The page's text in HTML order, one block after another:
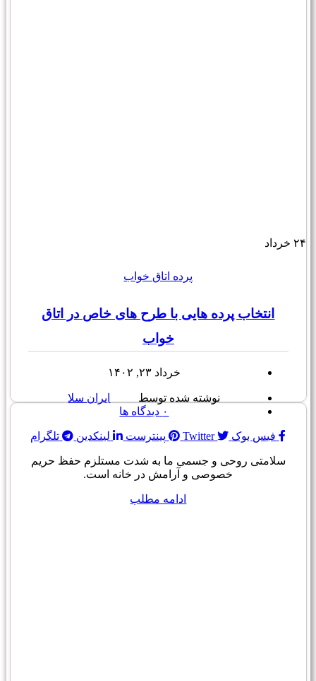
۲۴ خرداد
پرده اتاق خواب
انتخاب پرده هایی با طرح های خاص در اتاق
خواب
خرداد ۲۳, ۱۴۰۲
نوشته شده توسط
ایران سلا
۰ دیدگاه ها
فیس بوک Twitter پینترست لینکدین تلگرام
سلامتی روحی و جسمی ما به شدت مستلزم حفظ حریم
خصوصی و آرامش در خانه است.
ادامه مطلب